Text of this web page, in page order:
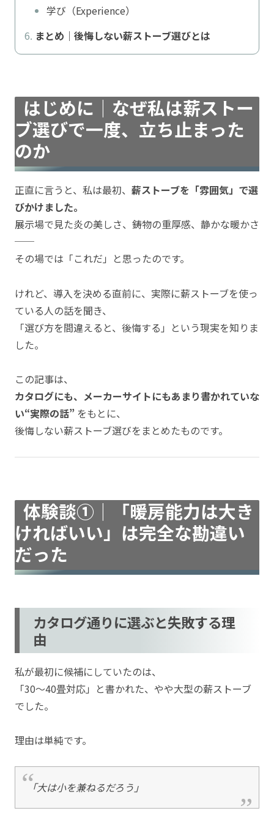
学び（Experience）
まとめ｜後悔しない薪ストーブ選びとは
はじめに｜なぜ私は薪ストー
ブ選びで一度、立ち止まった
のか
正直に言うと、私は最初、 薪ストーブを「雰囲気」で選
びかけました。
展示場で見た炎の美しさ、鋳物の重厚感、静かな暖かさ
──
その場では「これだ」と思ったのです。
けれど、導入を決める直前に、実際に薪ストーブを使っ
ている人の話を聞き、
「選び方を間違えると、後悔する」という現実を知りま
した。
この記事は、
カタログにも、メーカーサイトにもあまり書かれていな
い“実際の話” をもとに、
後悔しない薪ストーブ選びをまとめたものです。
体験談①｜「暖房能力は大き
ければいい」は完全な勘違い
だった
カタログ通りに選ぶと失敗する理
由
私が最初に候補にしていたのは、
「30〜40畳対応」と書かれた、やや大型の薪ストーブ
でした。
理由は単純です。
「大は小を兼ねるだろう」